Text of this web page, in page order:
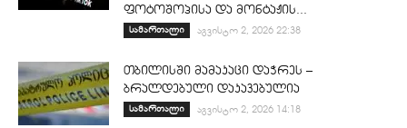
ფოტოშოპისა და მონტაჟის...
სამართალი აგვისტო 2, 2026 22:38
თბილისში მამაკაცი დაჭრეს –
ბრალდებული დაკავებულია
სამართალი აგვისტო 2, 2026 14:18